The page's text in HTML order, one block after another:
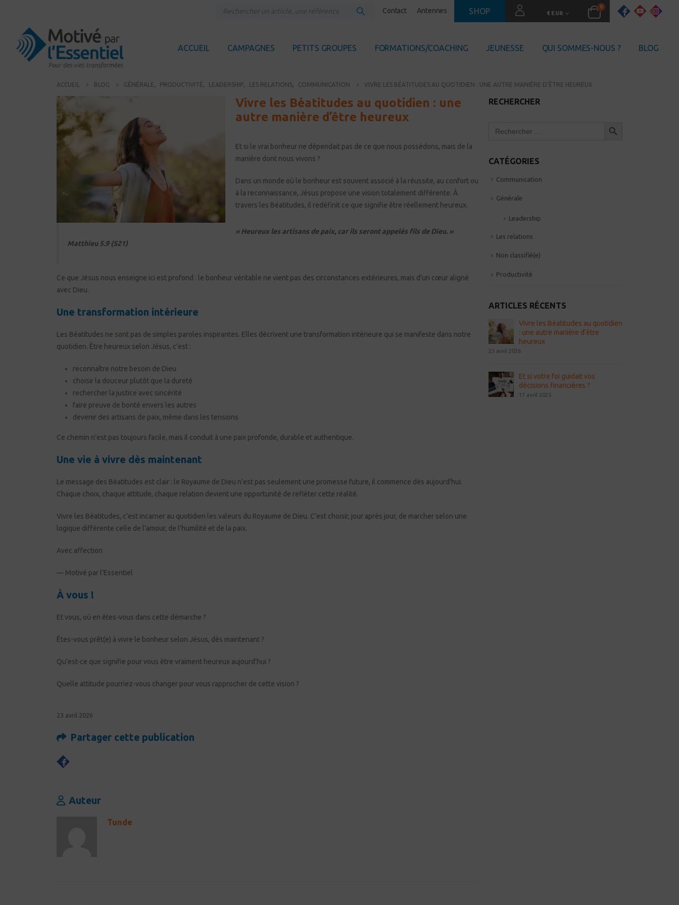
Contact Antennes SHOP € EUR
0
ACCUEIL CAMPAGNES PETITS GROUPES FORMATIONS/COACHING JEUNESSE QUI SOMMES-NOUS ? BLOG
ACCUEIL BLOG GÉNÉRALE, PRODUCTIVITÉ, LEADERSHIP, LES RELATIONS, COMMUNICATION VIVRE LES BÉATITUDES AU QUOTIDIEN : UNE AUTRE MANIÈRE D’ÊTRE HEUREUX
Vivre les Béatitudes au quotidien : une
autre manière d’être heureux
Et si le vrai bonheur ne dépendait pas de ce que nous possédons, mais de la
manière dont nous vivons ?
Dans un monde où le bonheur est souvent associé à la réussite, au confort ou
à la reconnaissance, Jésus propose une vision totalement différente. À
travers les Béatitudes, il redéfinit ce que signifie être réellement heureux.
« Heureux les artisans de paix, car ils seront appelés fils de Dieu. »
Matthieu 5.9 (S21)
Ce que Jésus nous enseigne ici est profond : le bonheur véritable ne vient pas des circonstances extérieures, mais d’un cœur aligné
avec Dieu.
Une transformation intérieure
Les Béatitudes ne sont pas de simples paroles inspirantes. Elles décrivent une transformation intérieure qui se manifeste dans notre
quotidien. Être heureux selon Jésus, c’est :
reconnaître notre besoin de Dieu
choisir la douceur plutôt que la dureté
rechercher la justice avec sincérité
faire preuve de bonté envers les autres
devenir des artisans de paix, même dans les tensions
Ce chemin n’est pas toujours facile, mais il conduit à une paix profonde, durable et authentique.
Une vie à vivre dès maintenant
Le message des Béatitudes est clair : le Royaume de Dieu n’est pas seulement une promesse future, il commence dès aujourd’hui.
Chaque choix, chaque attitude, chaque relation devient une opportunité de refléter cette réalité.
Vivre les Béatitudes, c’est incarner au quotidien les valeurs du Royaume de Dieu. C’est choisir, jour après jour, de marcher selon une
logique différente celle de l’amour, de l’humilité et de la paix.
Avec affection
— Motivé par l’Essentiel
À vous !
Et vous, où en êtes-vous dans cette démarche ?
Êtes-vous prêt(e) à vivre le bonheur selon Jésus, dès maintenant ?
Qu’est-ce que signifie pour vous être vraiment heureux aujourd’hui ?
Quelle attitude pourriez-vous changer pour vous rapprocher de cette vision ?
23 avril 2026
Partager cette publication
Auteur
Tunde
RECHERCHER
for:
CATÉGORIES
Communication
Générale
Leadership
Les relations
Non classifié(e)
Productivité
ARTICLES RÉCENTS
Vivre les Béatitudes au quotidien
: une autre manière d’être
heureux
23 avril 2026
Et si votre foi guidait vos
décisions financières ?
17 avril 2025